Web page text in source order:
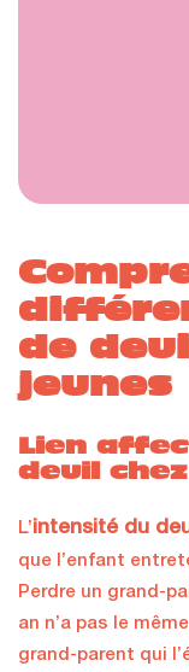
de
jeunes
Lien
deuil
L’intensité du
que l’enfant
Perdre un grand-
an n’a pas le
grand-parent qui